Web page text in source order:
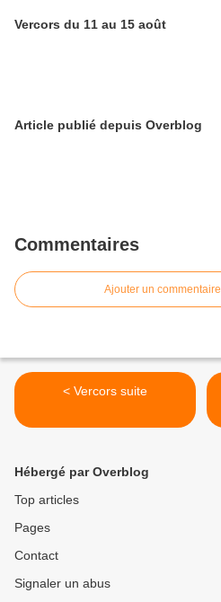
Vercors du 11 au 15 août
Article publié depuis Overblog
Commentaires
Ajouter un commentaire
< Vercors suite
Hébergé par Overblog
Top articles
Pages
Contact
Signaler un abus